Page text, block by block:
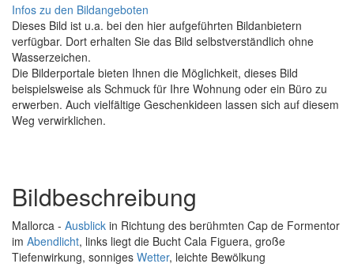
Infos zu den Bildangeboten
Dieses Bild ist u.a. bei den hier aufgeführten Bildanbietern
verfügbar. Dort erhalten Sie das Bild selbstverständlich ohne
Wasserzeichen.
Die Bilderportale bieten Ihnen die Möglichkeit, dieses Bild
beispielsweise als Schmuck für Ihre Wohnung oder ein Büro zu
erwerben. Auch vielfältige Geschenkideen lassen sich auf diesem
Weg verwirklichen.
Bildbeschreibung
Mallorca - Ausblick in Richtung des berühmten Cap de Formentor
im Abendlicht, links liegt die Bucht Cala Figuera, große
Tiefenwirkung, sonniges Wetter, leichte Bewölkung